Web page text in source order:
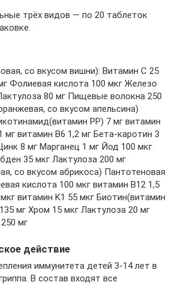
трёх видов — по 20 таблеток
со вкусом вишни): Витамин C 25
Фолиевая кислота 100 мкг Железо
80 мг Пищевые волокна 250
со вкусом апельсина)
PP) 7 мг витамин
мг витамин B6 1,2 мг Бета-каротин 3
8 мг Марганец 1 мг Йод 100 мкг
35 мкг Лактулоза 200 мг
со вкусом абрикоса) Пантотеновая
кислота 100 мкг витамин B12 1,5
витамин K1 55 мкг Биотин(витамин
мг Хром 15 мкг Лактулоза 20 мг
мг
действие
иммунитета детей 3-14 лет в
В состав входят все